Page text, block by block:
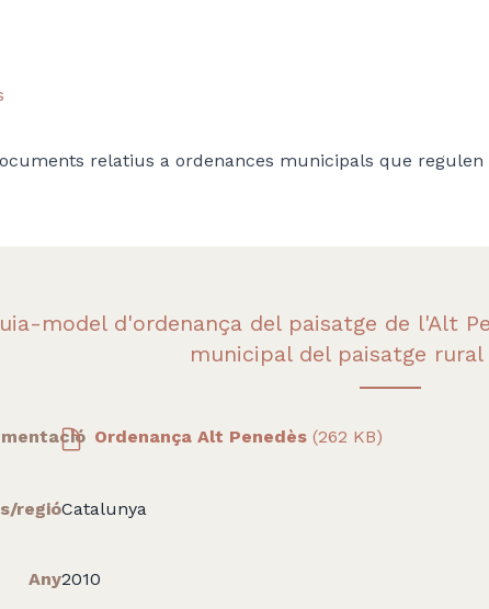
relatius a ordenances municipals que regulen
model d'ordenança del paisatge de l'Alt
municipal del paisatge
Ordenança Alt Penedès (262 KB)
regióCatalunya
Any2010